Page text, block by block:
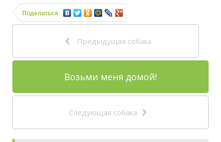
Поделиться
Предыдущая собака
Возьми меня домой!
Следующая собака